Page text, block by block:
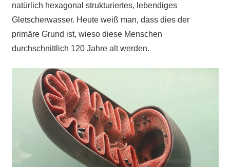
natürlich hexagonal strukturiertes, lebendiges
Gletscherwasser. Heute weiß man, dass dies der
primäre Grund ist, wieso diese Menschen
durchschnittlich 120 Jahre alt werden.